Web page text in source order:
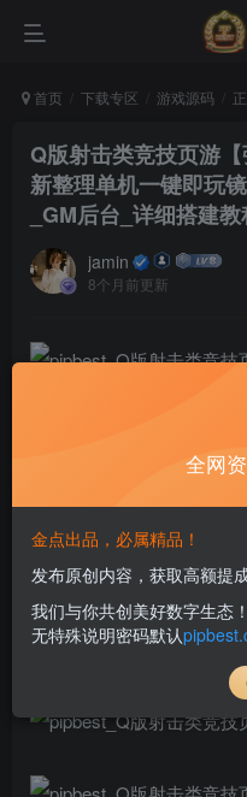
首页 下载专区 游戏源码
Q版射击类竞技页游
新整理单机一键即玩
_GM后台_详细搭建
jamin
8个月前更新
全网
金点出品，必属精品！
发布原创内容，获取高额提
我们与你共创美好数字生态！
无特殊说明密码默认